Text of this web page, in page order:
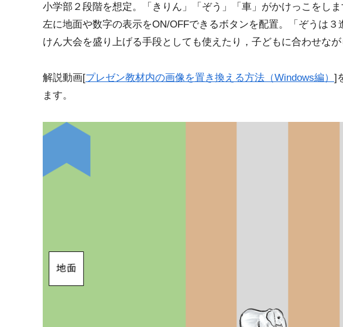
小学部２段階を想定。「きりん」「ぞう」「車」がかけっこをし
左に地面や数字の表示をON/OFFできるボタンを配置。「ぞうは
けん大会を盛り上げる手段としても使えたり，子どもに合わせな
解説動画[プレゼン教材内の画像を置き換える方法（Windows編） ]
ます。